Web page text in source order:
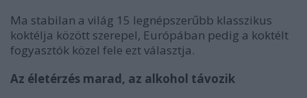
Ma stabilan a világ 15 legnépszerűbb klasszikus
koktélja között szerepel, Európában pedig a koktélt
fogyasztók közel fele ezt választja.
Az életérzés marad, az alkohol távozik